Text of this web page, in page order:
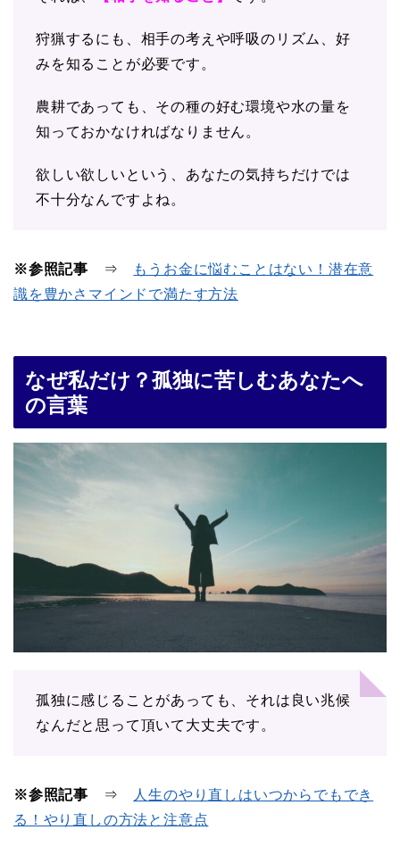
狩猟するにも、相手の考えや呼吸のリズム、好
みを知ることが必要です。
農耕であっても、その種の好む環境や水の量を
知っておかなければなりません。
欲しい欲しいという、あなたの気持ちだけでは
不十分なんですよね。
※参照記事 ⇒
もうお金に悩むことはない！潜在意
識を豊かさマインドで満たす方法
なぜ私だけ？孤独に苦しむあなたへ
の言葉
孤独に感じることがあっても、それは良い兆候
なんだと思って頂いて大丈夫です。
※参照記事 ⇒
人生のやり直しはいつからでもでき
る！やり直しの方法と注意点